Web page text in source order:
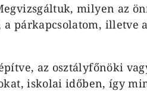
milyen az
párkapcsolatom, illetve
az osztályfőnöki
iskolai időben, így